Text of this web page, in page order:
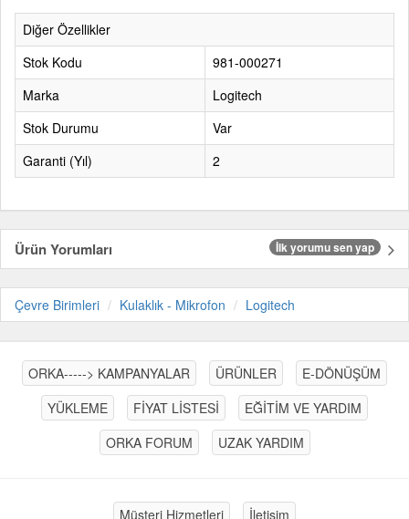
Diğer Özellikler
Stok Kodu
981-000271
Marka
Logitech
Stok Durumu
Var
Garanti (Yıl)
2
Ürün Yorumları İlk yorumu sen yap
Çevre Birimleri Kulaklık - Mikrofon Logitech
ORKA-----> KAMPANYALAR ÜRÜNLER
E-DÖNÜŞÜM
YÜKLEME
FİYAT LİSTESİ
EĞİTİM VE YARDIM
ORKA FORUM
UZAK YARDIM
Müşteri Hizmetleri İletişim